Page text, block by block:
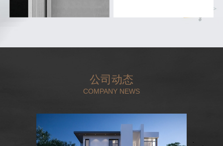
公司动态
COMPANY NEWS